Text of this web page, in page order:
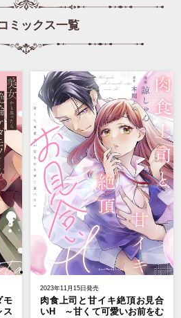
ミックス一覧
モ
ス
2023年11月15日発売
肉食上司と甘イキ絶頂お見合
いH ～甘くて可愛いお前をむ